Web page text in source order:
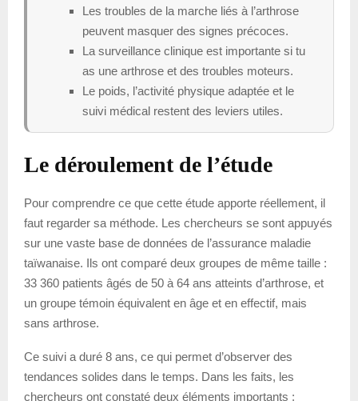
Les troubles de la marche liés à l’arthrose
peuvent masquer des signes précoces.
La surveillance clinique est importante si tu
as une arthrose et des troubles moteurs.
Le poids, l’activité physique adaptée et le
suivi médical restent des leviers utiles.
Le déroulement de l’étude
Pour comprendre ce que cette étude apporte réellement, il
faut regarder sa méthode. Les chercheurs se sont appuyés
sur une vaste base de données de l’assurance maladie
taïwanaise. Ils ont comparé deux groupes de même taille :
33 360 patients âgés de 50 à 64 ans atteints d’arthrose, et
un groupe témoin équivalent en âge et en effectif, mais
sans arthrose.
Ce suivi a duré 8 ans, ce qui permet d’observer des
tendances solides dans le temps. Dans les faits, les
chercheurs ont constaté deux éléments importants :